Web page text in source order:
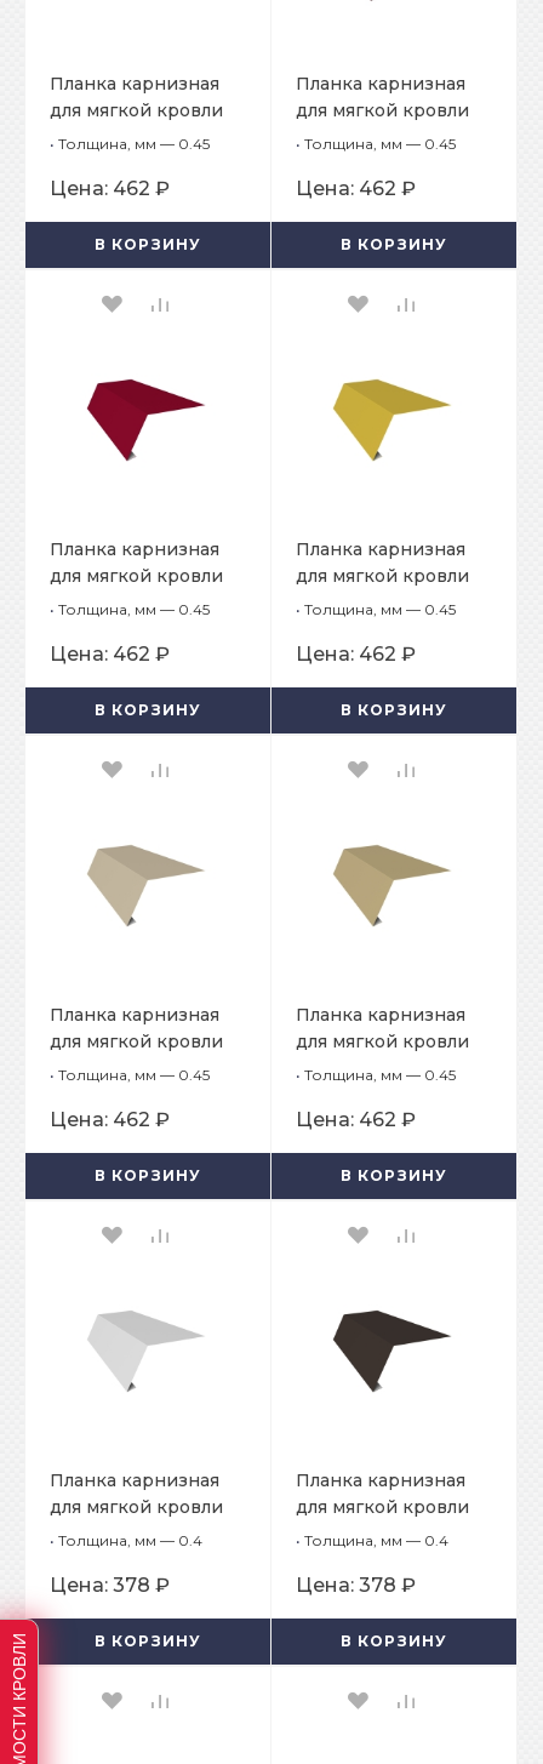
Планка карнизная
для мягкой кровли
65х50х2000
• Толщина, мм — 0.45
Цена: 462 ₽
В КОРЗИНУ
Планка карнизная
для мягкой кровли
65х50х2000
• Толщина, мм — 0.45
Цена: 462 ₽
В КОРЗИНУ
Планка карнизная
для мягкой кровли
65х50х2000
• Толщина, мм — 0.45
Цена: 462 ₽
В КОРЗИНУ
Планка карнизная
для мягкой кровли
65х50х2000
• Толщина, мм — 0.45
Цена: 462 ₽
В КОРЗИНУ
Планка карнизная
для мягкой кровли
65х50х2000
• Толщина, мм — 0.45
Цена: 462 ₽
В КОРЗИНУ
Планка карнизная
для мягкой кровли
65х50х2000
• Толщина, мм — 0.45
Цена: 462 ₽
В КОРЗИНУ
Планка карнизная
для мягкой кровли
65х50х2000
• Толщина, мм — 0.4
Цена: 378 ₽
В КОРЗИНУ
Планка карнизная
для мягкой кровли
65х50х2000
• Толщина, мм — 0.4
Цена: 378 ₽
В КОРЗИНУ